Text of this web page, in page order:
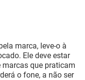
marca, leve-o à
Ele deve estar
que praticam
o fone, a não ser